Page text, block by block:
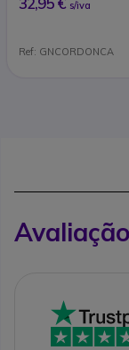
s/iva
Ref: GNCORDONCA